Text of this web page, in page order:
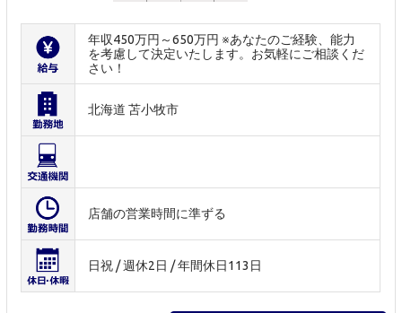
年収450万円～650万円 ※あなたのご経験、能力
を考慮して決定いたします。お気軽にご相談くだ
さい！
北海道 苫小牧市
店舗の営業時間に準ずる
日祝 / 週休2日 / 年間休日113日